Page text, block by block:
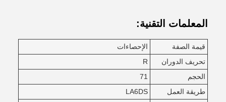
المعلمات التقنية:
قيمة الصفة
الإحصاءات
تحريف الدوران
R
الحجم
71
طريقة العمل
LA6DS